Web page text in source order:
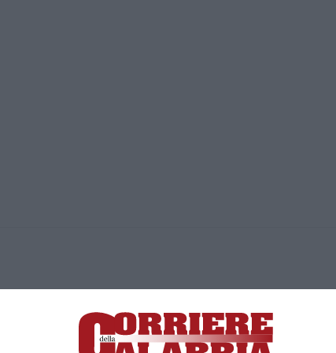
Lamezia Terme (CZ)
responsabile Paola Militano |Privacy